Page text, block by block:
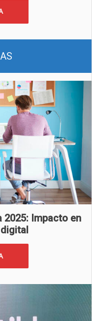
2025: Impacto en